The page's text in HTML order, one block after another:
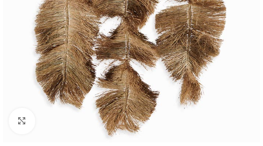
Cliquer pour agrandir